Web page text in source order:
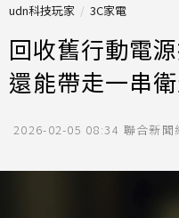
udn科技玩家 3C家電
回收舊行動電
還能帶走一串
2026-02-05 08:34 聯合新聞